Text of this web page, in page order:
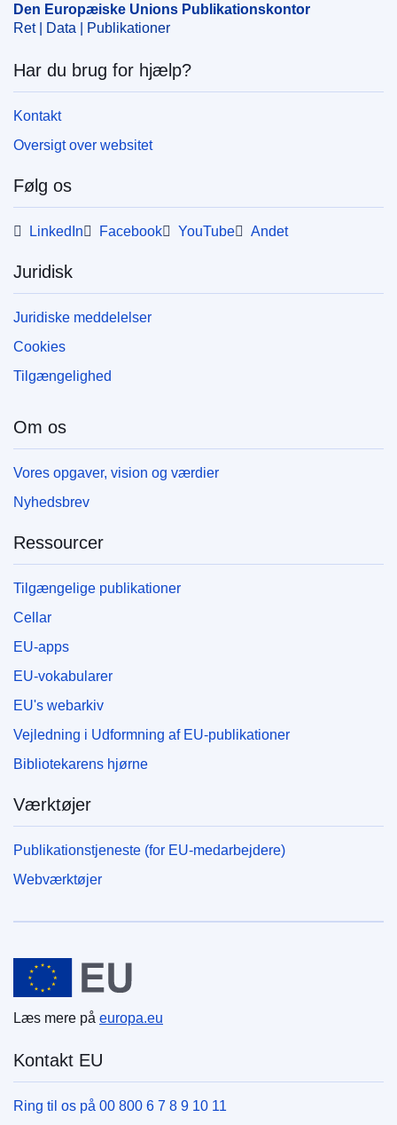
Den Europæiske Unions Publikationskontor
Ret | Data | Publikationer
Har du brug for hjælp?
Kontakt
Oversigt over websitet
Følg os
LinkedIn Facebook YouTube Andet
Juridisk
Juridiske meddelelser
Cookies
Tilgængelighed
Om os
Vores opgaver, vision og værdier
Nyhedsbrev
Ressourcer
Tilgængelige publikationer
Cellar
EU-apps
EU-vokabularer
EU's webarkiv
Vejledning i Udformning af EU-publikationer
Bibliotekarens hjørne
Værktøjer
Publikationstjeneste (for EU-medarbejdere)
Webværktøjer
Den Europæiske Union
Læs mere på europa.eu
Kontakt EU
Ring til os på 00 800 6 7 8 9 10 11